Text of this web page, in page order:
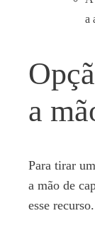
a
a
Para tirar
a mão de
esse